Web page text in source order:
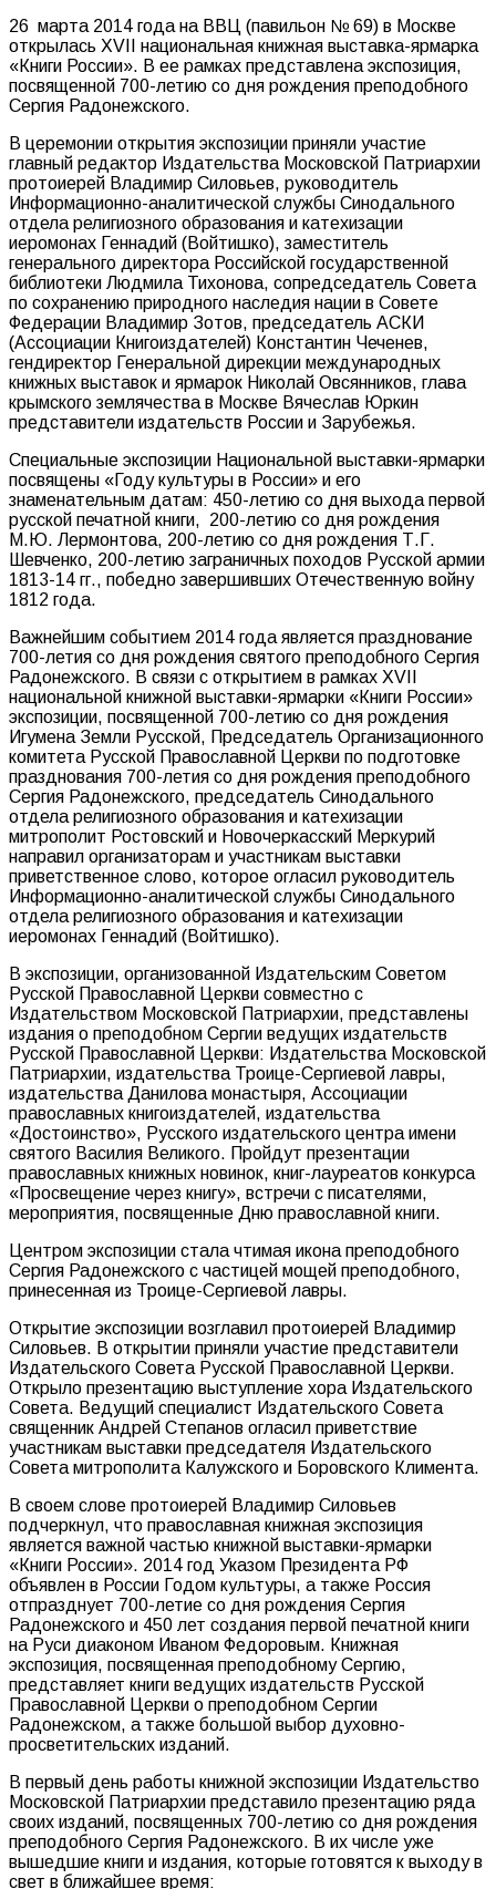
26 марта 2014 года на ВВЦ (павильон № 69) в Москве
открылась XVII национальная книжная выставка-ярмарка
«Книги России». В ее рамках представлена экспозиция,
посвященной 700-летию со дня рождения преподобного
Сергия Радонежского.
В церемонии открытия экспозиции приняли участие
главный редактор Издательства Московской Патриархии
протоиерей Владимир Силовьев, руководитель
Информационно-аналитической службы Синодального
отдела религиозного образования и катехизации
иеромонах Геннадий (Войтишко), заместитель
генерального директора Российской государственной
библиотеки Людмила Тихонова, сопредседатель Совета
по сохранению природного наследия нации в Совете
Федерации Владимир Зотов, председатель АСКИ
(Ассоциации Книгоиздателей) Константин Чеченев,
гендиректор Генеральной дирекции международных
книжных выставок и ярмарок Николай Овсянников, глава
крымского землячества в Москве Вячеслав Юркин
представители издательств России и Зарубежья.
Специальные экспозиции Национальной выставки-ярмарки
посвящены «Году культуры в России» и его
знаменательным датам: 450-летию со дня выхода первой
русской печатной книги, 200-летию со дня рождения
М.Ю. Лермонтова, 200-летию со дня рождения Т.Г.
Шевченко, 200-летию заграничных походов Русской армии
1813-14 гг., победно завершивших Отечественную войну
1812 года.
Важнейшим событием 2014 года является празднование
700-летия со дня рождения святого преподобного Сергия
Радонежского. В связи с открытием в рамках XVII
национальной книжной выставки-ярмарки «Книги России»
экспозиции, посвященной 700-летию со дня рождения
Игумена Земли Русской, Председатель Организационного
комитета Русской Православной Церкви по подготовке
празднования 700-летия со дня рождения преподобного
Сергия Радонежского, председатель Синодального
отдела религиозного образования и катехизации
митрополит Ростовский и Новочеркасский Меркурий
направил организаторам и участникам выставки
приветственное слово, которое огласил руководитель
Информационно-аналитической службы Синодального
отдела религиозного образования и катехизации
иеромонах Геннадий (Войтишко).
В экспозиции, организованной Издательским Советом
Русской Православной Церкви совместно с
Издательством Московской Патриархии, представлены
издания о преподобном Сергии ведущих издательств
Русской Православной Церкви: Издательства Московской
Патриархии, издательства Троице-Сергиевой лавры,
издательства Данилова монастыря, Ассоциации
православных книгоиздателей, издательства
«Достоинство», Русского издательского центра имени
святого Василия Великого. Пройдут презентации
православных книжных новинок, книг-лауреатов конкурса
«Просвещение через книгу», встречи с писателями,
мероприятия, посвященные Дню православной книги.
Центром экспозиции стала чтимая икона преподобного
Сергия Радонежского с частицей мощей преподобного,
принесенная из Троице-Сергиевой лавры.
Открытие экспозиции возглавил протоиерей Владимир
Силовьев. В открытии приняли участие представители
Издательского Совета Русской Православной Церкви.
Открыло презентацию выступление хора Издательского
Совета. Ведущий специалист Издательского Совета
священник Андрей Степанов огласил приветствие
участникам выставки председателя Издательского
Совета митрополита Калужского и Боровского Климента.
В своем слове протоиерей Владимир Силовьев
подчеркнул, что православная книжная экспозиция
является важной частью книжной выставки-ярмарки
«Книги России». 2014 год Указом Президента РФ
объявлен в России Годом культуры, а также Россия
отпразднует 700-летие со дня рождения Сергия
Радонежского и 450 лет создания первой печатной книги
на Руси диаконом Иваном Федоровым. Книжная
экспозиция, посвященная преподобному Сергию,
представляет книги ведущих издательств Русской
Православной Церкви о преподобном Сергии
Радонежском, а также большой выбор духовно-
просветительских изданий.
В первый день работы книжной экспозиции Издательство
Московской Патриархии представило презентацию ряда
своих изданий, посвященных 700-летию со дня рождения
преподобного Сергия Радонежского. В их числе уже
вышедшие книги и издания, которые готовятся к выходу в
свет в ближайшее время: